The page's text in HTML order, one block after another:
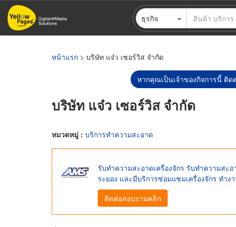
ข้าม
ไป
ธุรกิจ
หน้าแรก > บริษัท แจ๋ว เซอร์วิส จำกัด
หากคุณเป็นเจ้าของกิจการนี้ ติด
บริษัท แจ๋ว เซอร์วิส จำกัด
หมวดหมู่ : บริการทำความสะอาด
รับทำความสะอาดเครื่องจักร รับทำความสะ
ระยอง และมีบริการซ่อมแซมเครื่องจักร ทำง
ติดต่อสอบถามคลิก